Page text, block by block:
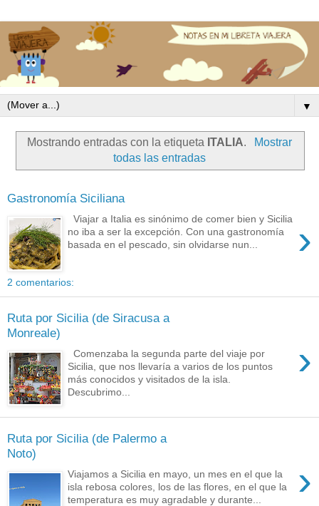
▼
Mostrando entradas con la etiqueta ITALIA.
Mostrar
todas las entradas
Gastronomía Siciliana
›
Viajar a Italia es sinónimo de comer bien y Sicilia
no iba a ser la excepción. Con una gastronomía
basada en el pescado, sin olvidarse nun...
2 comentarios:
Ruta por Sicilia (de Siracusa a
Monreale)
›
Comenzaba la segunda parte del viaje por
Sicilia, que nos llevaría a varios de los puntos
más conocidos y visitados de la isla.
Descubrimo...
Ruta por Sicilia (de Palermo a
Noto)
›
Viajamos a Sicilia en mayo, un mes en el que la
isla rebosa colores, los de las flores, en el que la
temperatura es muy agradable y durante...